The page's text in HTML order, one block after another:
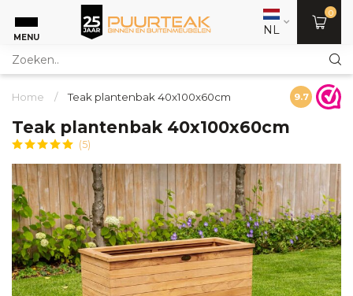
MENU NL
0
Home / Teak plantenbak 40x100x60cm 9.7
Teak plantenbak 40x100x60cm
(5)